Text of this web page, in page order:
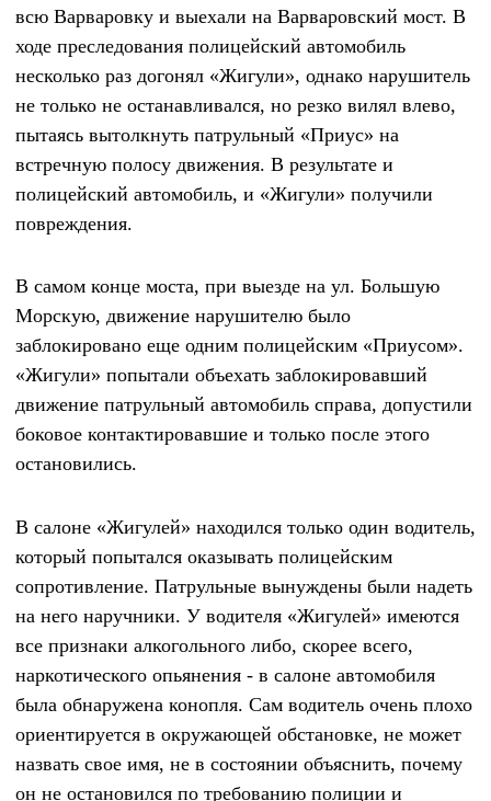
всю Варваровку и выехали на Варваровский мост. В
ходе преследования полицейский автомобиль
несколько раз догонял «Жигули», однако нарушитель
не только не останавливался, но резко вилял влево,
пытаясь вытолкнуть патрульный «Приус» на
встречную полосу движения. В результате и
полицейский автомобиль, и «Жигули» получили
повреждения.
В самом конце моста, при выезде на ул. Большую
Морскую, движение нарушителю было
заблокировано еще одним полицейским «Приусом».
«Жигули» попытали объехать заблокировавший
движение патрульный автомобиль справа, допустили
боковое контактировавшие и только после этого
остановились.
В салоне «Жигулей» находился только один водитель,
который попытался оказывать полицейским
сопротивление. Патрульные вынуждены были надеть
на него наручники. У водителя «Жигулей» имеются
все признаки алкогольного либо, скорее всего,
наркотического опьянения - в салоне автомобиля
была обнаружена конопля. Сам водитель очень плохо
ориентируется в окружающей обстановке, не может
назвать свое имя, не в состоянии объяснить, почему
он не остановился по требованию полиции и